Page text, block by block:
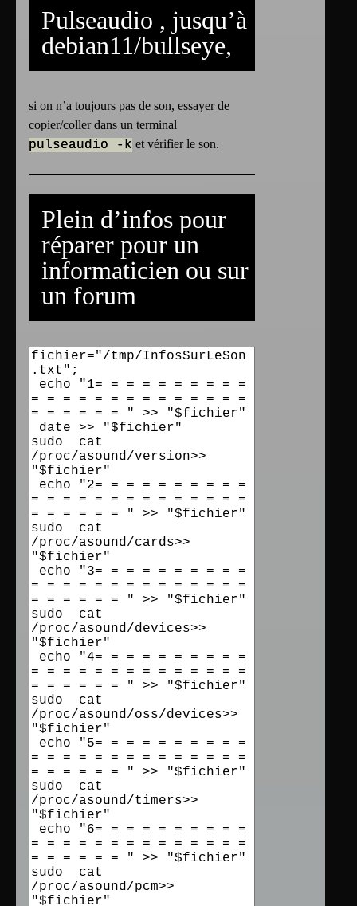
Pulseaudio , jusqu’à
debian11/bullseye,
si on n’a toujours pas de son, essayer de
copier/coller dans un terminal
pulseaudio -k et vérifier le son.
Plein d’infos pour
réparer pour un
informaticien ou sur
un forum